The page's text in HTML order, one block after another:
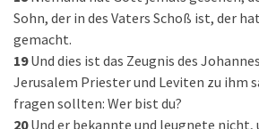
Sohn, der in des Vaters Schoß ist, der
gemacht.
19 Und dies ist das Zeugnis des
Jerusalem Priester und Leviten zu ihm
fragen sollten: Wer bist du?
20 Und er bekannte und leugnete nicht,